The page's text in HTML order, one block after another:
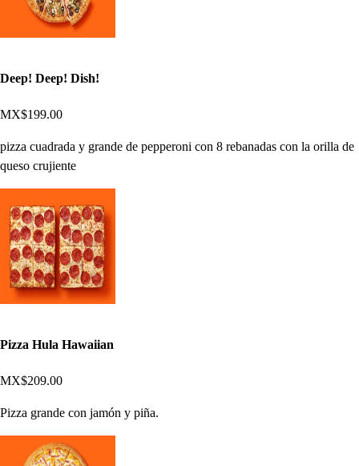
Deep! Deep! Dish!
MX$199.00
pizza cuadrada y grande de pepperoni con 8 rebanadas con la orilla de
queso crujiente
Pizza Hula Hawaiian
MX$209.00
Pizza grande con jamón y piña.